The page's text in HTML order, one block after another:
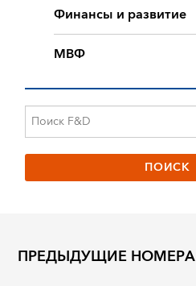
Финансы и развитие
МВФ
ПРЕДЫДУЩИЕ НОМЕРА